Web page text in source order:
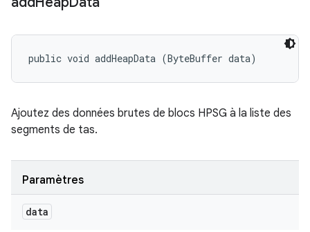
public void addHeapData (ByteBuffer data)
Ajoutez des données brutes de blocs HPSG à la liste des
segments de tas.
Paramètres
data